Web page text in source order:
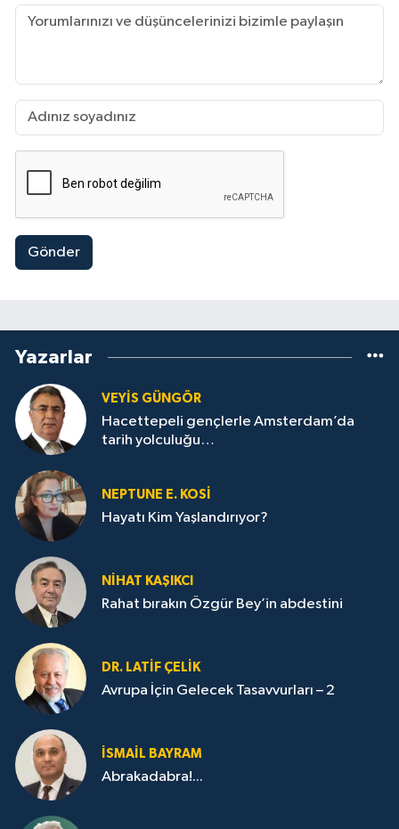
Gönder
Yazarlar
VEYIS GÜNGÖR
Hacettepeli gençlerle Amsterdam’da
tarih yolculuğu…
NEPTUNE E. KOSİ
Hayatı Kim Yaşlandırıyor?
NİHAT KAŞIKCI
Rahat bırakın Özgür Bey’in abdestini
DR. LATİF ÇELİK
Avrupa İçin Gelecek Tasavvurları – 2
İSMAİL BAYRAM
Abrakadabra!...